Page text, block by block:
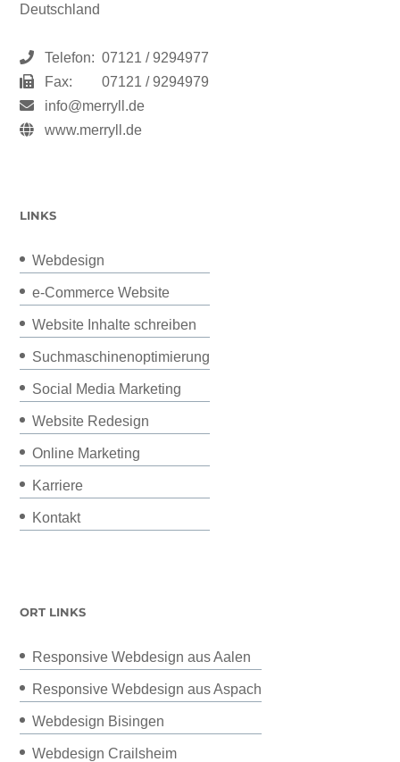
Deutschland
Telefon: 07121 / 9294977
Fax:
07121 / 9294979
info@merryll.de
www.merryll.de
LINKS
Webdesign
e-Commerce Website
Website Inhalte schreiben
Suchmaschinenoptimierung
Social Media Marketing
Website Redesign
Online Marketing
Karriere
Kontakt
ORT LINKS
Responsive Webdesign aus Aalen
Responsive Webdesign aus Aspach
Webdesign Bisingen
Webdesign Crailsheim